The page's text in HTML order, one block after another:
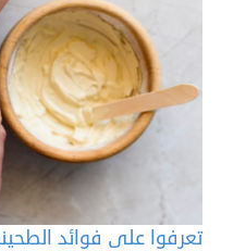
تعرفوا على فوائد